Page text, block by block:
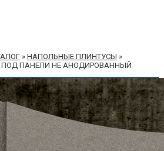
» НАПОЛЬНЫЕ ПЛИНТУСЫ »
ПОД ПАНЕЛИ НЕ АНОДИРОВАННЫЙ